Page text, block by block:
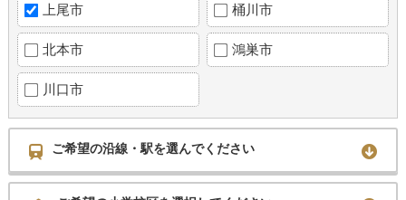
上尾市 桶川市
北本市 鴻巣市
川口市
ご希望の沿線・駅を選んでください